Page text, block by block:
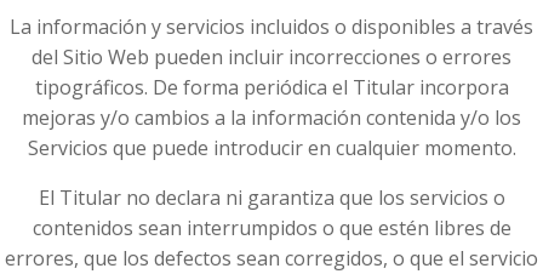
La información y servicios incluidos o disponibles a través
del Sitio Web pueden incluir incorrecciones o errores
tipográficos. De forma periódica el Titular incorpora
mejoras y/o cambios a la información contenida y/o los
Servicios que puede introducir en cualquier momento.
El Titular no declara ni garantiza que los servicios o
contenidos sean interrumpidos o que estén libres de
errores, que los defectos sean corregidos, o que el servicio